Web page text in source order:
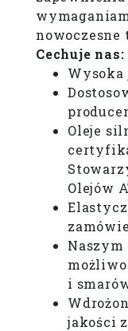
nowoczesne
Cechuje nas:
Wysoka
Oleje
Olejów
i
jakości